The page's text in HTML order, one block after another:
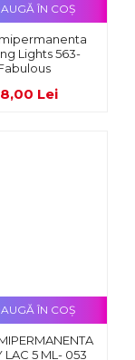
Lights 563-
Lei
ÎN COŞ
LAC 5 ML- 053
ÎN COŞ